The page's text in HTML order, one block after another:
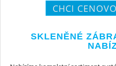
CHCI
SKLENĚNÉ